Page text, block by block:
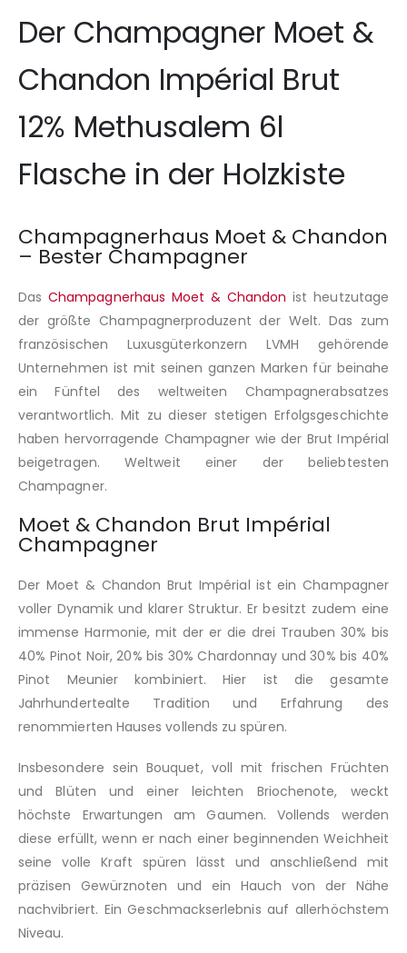
Der Champagner Moet &
Chandon Impérial Brut
12% Methusalem 6l
Flasche in der Holzkiste
Champagnerhaus Moet & Chandon
– Bester Champagner
DasChampagnerhaus Moet & Chandon ist heutzutage
der größte Champagnerproduzent der Welt. Das zum
französischen Luxusgüterkonzern LVMH gehörende
Unternehmen ist mit seinen ganzen Marken für beinahe
ein Fünftel des weltweiten Champagnerabsatzes
verantwortlich. Mit zu dieser stetigen Erfolgsgeschichte
haben hervorragende Champagner wie der Brut Impérial
beigetragen. Weltweit einer der beliebtesten
Champagner.
Moet & Chandon Brut Impérial
Champagner
Der Moet & Chandon Brut Impérial ist ein Champagner
voller Dynamik und klarer Struktur. Er besitzt zudem eine
immense Harmonie, mit der er die drei Trauben 30% bis
40% Pinot Noir, 20% bis 30% Chardonnay und 30% bis 40%
Pinot Meunier kombiniert. Hier ist die gesamte
Jahrhundertealte Tradition und Erfahrung des
renommierten Hauses vollends zu spüren.
Insbesondere sein Bouquet, voll mit frischen Früchten
und Blüten und einer leichten Briochenote, weckt
höchste Erwartungen am Gaumen. Vollends werden
diese erfüllt, wenn er nach einer beginnenden Weichheit
seine volle Kraft spüren lässt und anschließend mit
präzisen Gewürznoten und ein Hauch von der Nähe
nachvibriert. Ein Geschmackserlebnis auf allerhöchstem
Niveau.